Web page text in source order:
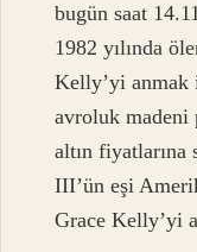
bugün saat
1982 yılında
Kelly’yi anmak
avroluk madeni
altın fiyatlarına
III’ün eşi
Grace Kelly’yi